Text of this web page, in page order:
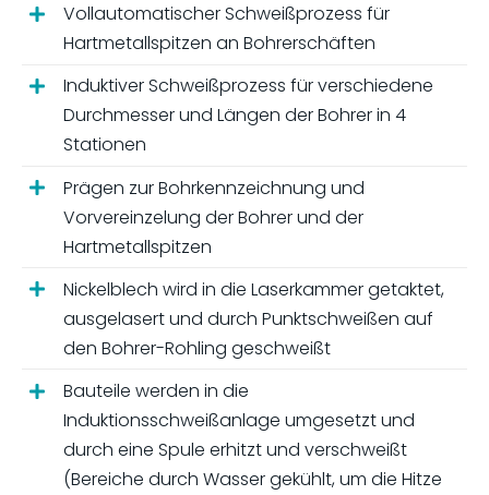
Vollautomatischer Schweißprozess für
Hartmetallspitzen an Bohrerschäften
Induktiver Schweißprozess für verschiedene
Durchmesser und Längen der Bohrer in 4
Stationen
Prägen zur Bohrkennzeichnung und
Vorvereinzelung der Bohrer und der
Hartmetallspitzen
Nickelblech wird in die Laserkammer getaktet,
ausgelasert und durch Punktschweißen auf
den Bohrer-Rohling geschweißt
Bauteile werden in die
Induktionsschweißanlage umgesetzt und
durch eine Spule erhitzt und verschweißt
(Bereiche durch Wasser gekühlt, um die Hitze